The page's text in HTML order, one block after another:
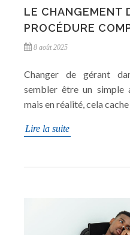
LE CHANGEMENT
PROCÉDURE
8 août 2025
Changer de gérant
sembler être un simple
mais en réalité, cela
Lire la suite